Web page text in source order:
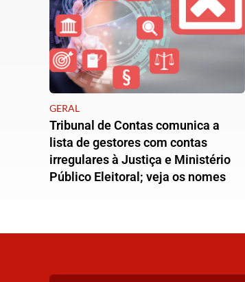
GERAL
Tribunal de Contas comunica a
lista de gestores com contas
irregulares à Justiça e Ministério
Público Eleitoral; veja os nomes